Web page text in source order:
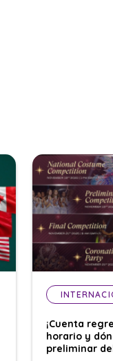
¡Cuenta
horario y
preliminar